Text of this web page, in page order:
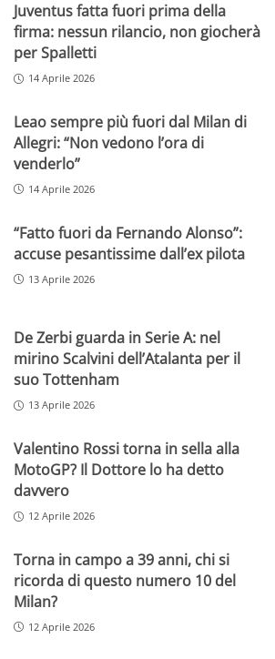
Juventus fatta fuori prima della
firma: nessun rilancio, non giocherà
per Spalletti
14 Aprile 2026
Leao sempre più fuori dal Milan di
Allegri: “Non vedono l’ora di
venderlo”
14 Aprile 2026
“Fatto fuori da Fernando Alonso”:
accuse pesantissime dall’ex pilota
13 Aprile 2026
De Zerbi guarda in Serie A: nel
mirino Scalvini dell’Atalanta per il
suo Tottenham
13 Aprile 2026
Valentino Rossi torna in sella alla
MotoGP? Il Dottore lo ha detto
davvero
12 Aprile 2026
Torna in campo a 39 anni, chi si
ricorda di questo numero 10 del
Milan?
12 Aprile 2026